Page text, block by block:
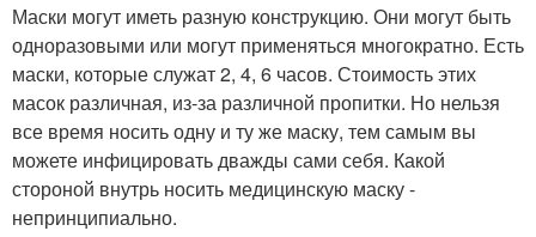
Маски могут иметь разную конструкцию. Они могут быть
одноразовыми или могут применяться многократно. Есть
маски, которые служат 2, 4, 6 часов. Стоимость этих
масок различная, из-за различной пропитки. Но нельзя
все время носить одну и ту же маску, тем самым вы
можете инфицировать дважды сами себя. Какой
стороной внутрь носить медицинскую маску -
непринципиально.